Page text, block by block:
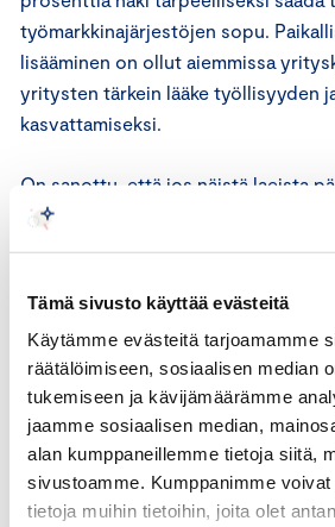
Tämä sivusto käyttää evästeitä
Käytämme evästeitä tarjoamamme
räätälöimiseen, sosiaalisen median
tukemiseen ja kävijämäärämme
jaamme sosiaalisen median,
alan kumppaneillemme tietoja siitä,
sivustoamme. Kumppanimme
tietoja muihin tietoihin, joita olet
työmarkkinajärjestöjen sopu.
lisääminen on ollut aiemmissa
yritysten tärkein lääke työllisyyden
kasvattamiseksi.
On sanottu, että jos näistä laeista
eduskunnassa
ensitöikseen. Seuraava hallitus ei
kuitenkaan suoralla kädellä perua,
että Suomeen valittaisiin
eduskunta.
Itse asiassa tilanne on ollut
jo vuosikymmeniä ollut